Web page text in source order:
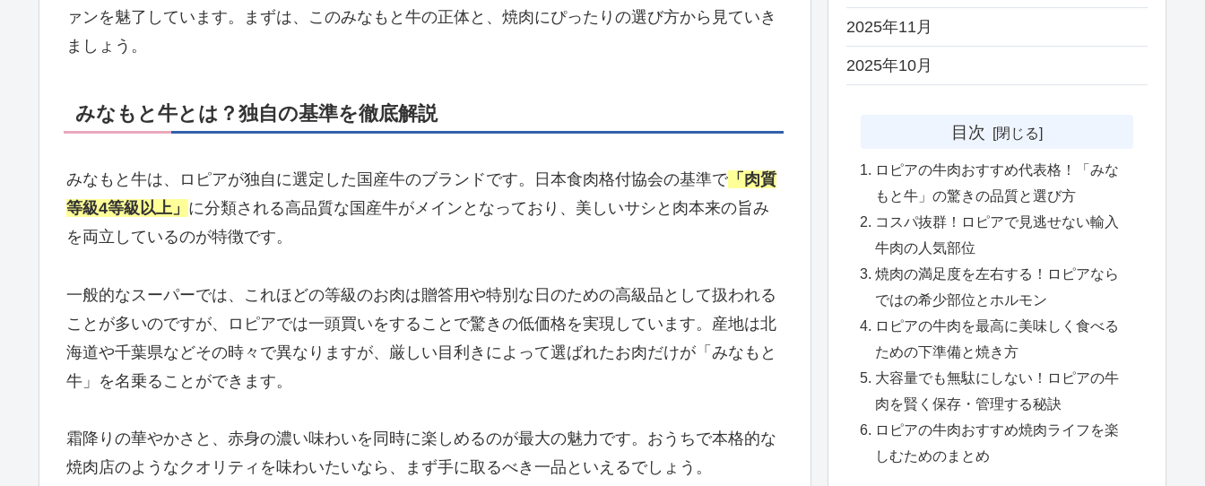
ァンを魅了しています。まずは、このみなもと牛の正体と、焼肉にぴったりの選び方から見ていき
ましょう。
みなもと牛とは？独自の基準を徹底解説
みなもと牛は、ロピアが独自に選定した国産牛のブランドです。日本食肉格付協会の基準で 「肉質
等級4等級以上」 に分類される高品質な国産牛がメインとなっており、美しいサシと肉本来の旨み
を両立しているのが特徴です。
一般的なスーパーでは、これほどの等級のお肉は贈答用や特別な日のための高級品として扱われる
ことが多いのですが、ロピアでは一頭買いをすることで驚きの低価格を実現しています。産地は北
海道や千葉県などその時々で異なりますが、厳しい目利きによって選ばれたお肉だけが「みなもと
牛」を名乗ることができます。
霜降りの華やかさと、赤身の濃い味わいを同時に楽しめるのが最大の魅力です。おうちで本格的な
焼肉店のようなクオリティを味わいたいなら、まず手に取るべき一品といえるでしょう。
2025年11月
2025年10月
目次
ロピアの牛肉おすすめ代表格！「みな
もと牛」の驚きの品質と選び方
コスパ抜群！ロピアで見逃せない輸入
牛肉の人気部位
焼肉の満足度を左右する！ロピアなら
ではの希少部位とホルモン
ロピアの牛肉を最高に美味しく食べる
ための下準備と焼き方
大容量でも無駄にしない！ロピアの牛
肉を賢く保存・管理する秘訣
ロピアの牛肉おすすめ焼肉ライフを楽
しむためのまとめ